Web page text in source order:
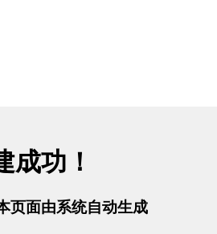
成功！
页面由系统自动生成